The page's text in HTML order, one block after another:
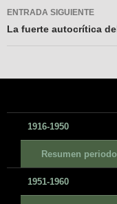
ENTRADA SIGUIENTE
La fuerte autocrítica
1916-1950
Resumen
1951-1960